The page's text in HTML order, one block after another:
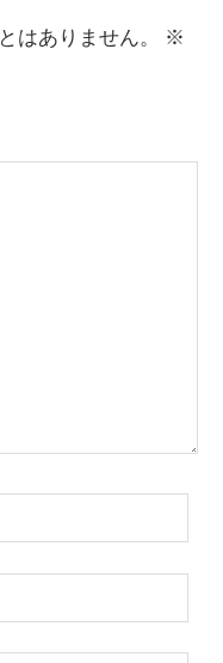
はありません。
※